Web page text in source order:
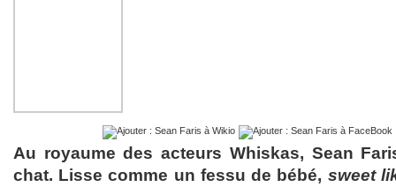
Au royaume des acteurs Whiskas, Sean
chat. Lisse comme un fessu de bébé, sweet